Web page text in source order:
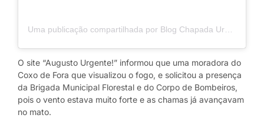
O site “Augusto Urgente!” informou que uma moradora do
Coxo de Fora que visualizou o fogo, e solicitou a presença
da Brigada Municipal Florestal e do Corpo de Bombeiros,
pois o vento estava muito forte e as chamas já avançavam
no mato.